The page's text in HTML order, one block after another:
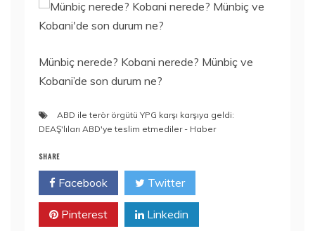
Münbiç nerede? Kobani nerede? Münbiç ve
Kobani’de son durum ne?
ABD ile terör örgütü YPG karşı karşıya geldi:
DEAŞ'lıları ABD'ye teslim etmediler - Haber
SHARE
Facebook Twitter
Pinterest Linkedin